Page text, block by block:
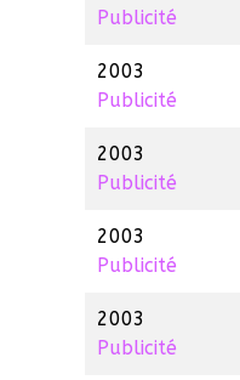
Publicité
2003
Publicité
2003
Publicité
2003
Publicité
2003
Publicité